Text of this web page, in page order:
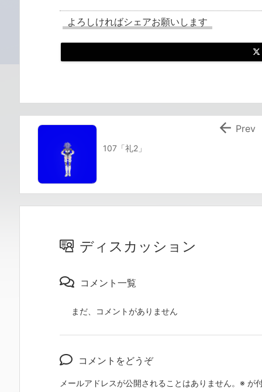
よろしければシェアお願いします
107「礼2」
 Prev
ディスカッション
コメント一覧
まだ、コメントがありません
コメントをどうぞ
メールアドレスが公開されることはありません。 ※ が